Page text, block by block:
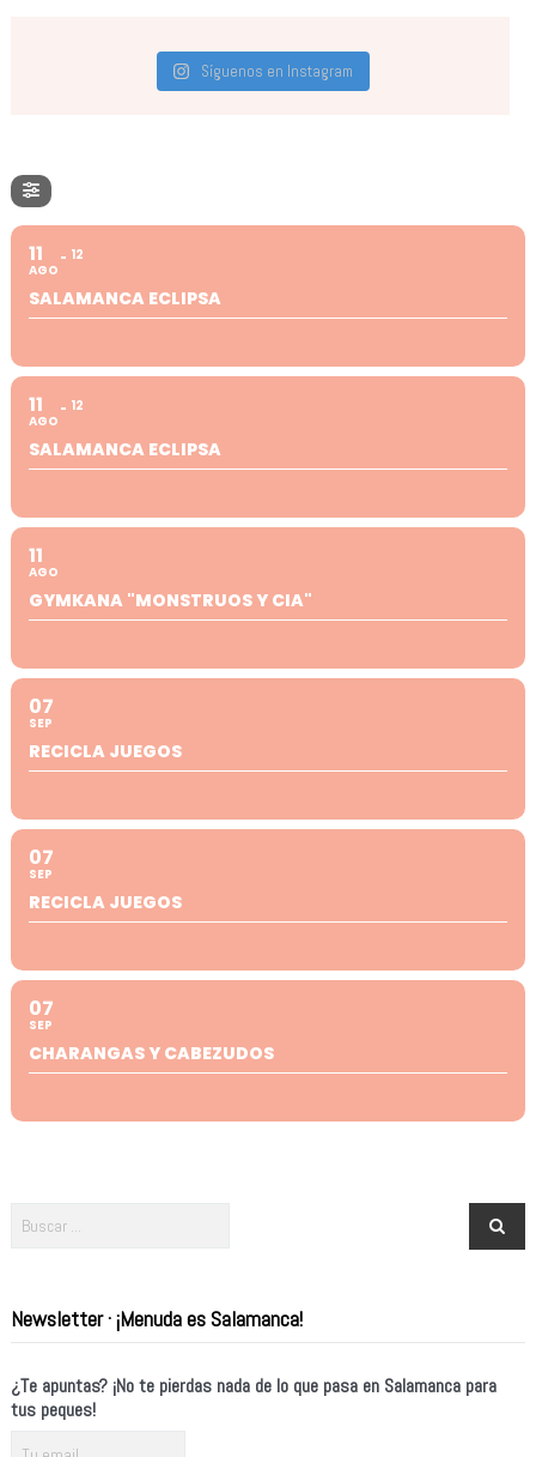
Síguenos en Instagram
11
AGO
12
SALAMANCA ECLIPSA
11
AGO
12
SALAMANCA ECLIPSA
11
AGO
GYMKANA "MONSTRUOS Y CIA"
07
SEP
RECICLA JUEGOS
07
SEP
RECICLA JUEGOS
07
SEP
CHARANGAS Y CABEZUDOS
Newsletter · ¡Menuda es Salamanca!
¿Te apuntas? ¡No te pierdas nada de lo que pasa en Salamanca para
tus peques!